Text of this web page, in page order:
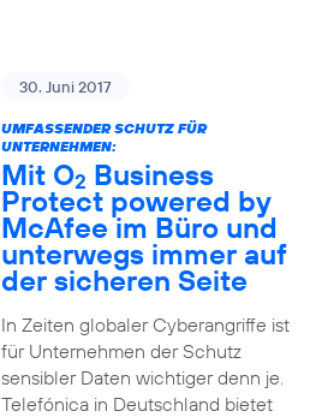
30. Juni 2017
UMFASSENDER SCHUTZ FÜR
UNTERNEHMEN:
Mit O2 Business
Protect powered by
McAfee im Büro und
unterwegs immer auf
der sicheren Seite
In Zeiten globaler Cyberangriffe ist
für Unternehmen der Schutz
sensibler Daten wichtiger denn je.
Telefónica in Deutschland bietet